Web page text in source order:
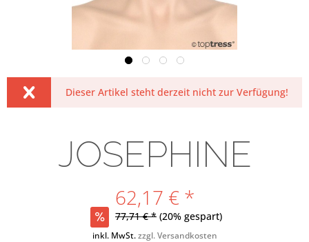
Dieser Artikel steht derzeit nicht zur Verfügung!
JOSEPHINE
62,17 € *
77,71 € * (20% gespart)
inkl. MwSt.zzgl. Versandkosten